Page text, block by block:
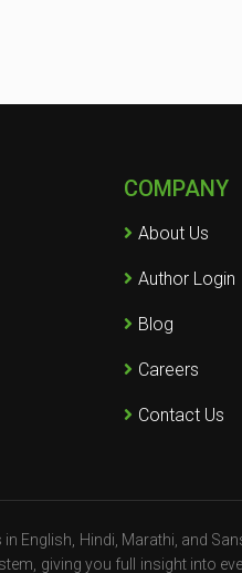
COMPANY
About Us
Author Login
Blog
Careers
Contact Us
English, Hindi, Marathi, and
giving you full insight into